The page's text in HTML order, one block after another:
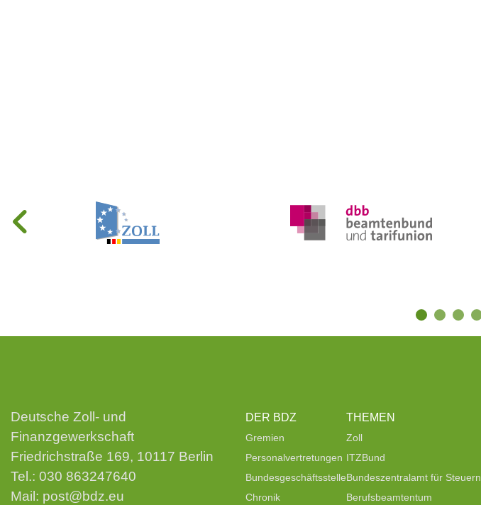
Deutsche Zoll- und
Finanzgewerkschaft
Friedrichstraße 169, 10117 Berlin
Tel.: 030 863247640
Mail: post@bdz.eu
DER BDZ
Gremien
Personalvertretungen
Bundesgeschäftsstelle
Chronik
THEMEN
Zoll
ITZBund
Bundeszentralamt für Steuern
Berufsbeamtentum